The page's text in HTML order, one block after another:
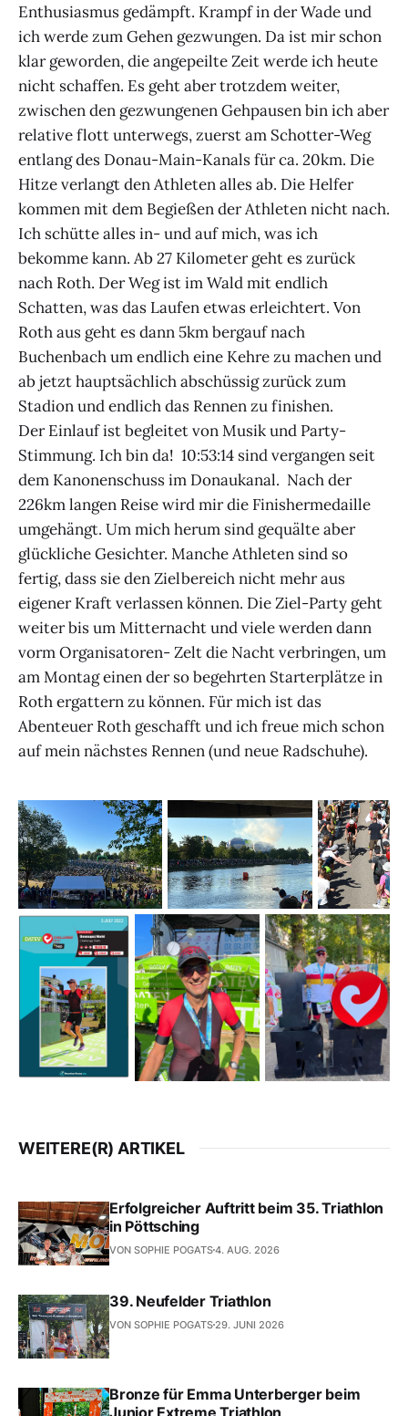
Enthusiasmus gedämpft. Krampf in der Wade und
ich werde zum Gehen gezwungen. Da ist mir schon
klar geworden, die angepeilte Zeit werde ich heute
nicht schaffen. Es geht aber trotzdem weiter,
zwischen den gezwungenen Gehpausen bin ich aber
relative flott unterwegs, zuerst am Schotter-Weg
entlang des Donau-Main-Kanals für ca. 20km. Die
Hitze verlangt den Athleten alles ab. Die Helfer
kommen mit dem Begießen der Athleten nicht nach.
Ich schütte alles in- und auf mich, was ich
bekomme kann. Ab 27 Kilometer geht es zurück
nach Roth. Der Weg ist im Wald mit endlich
Schatten, was das Laufen etwas erleichtert. Von
Roth aus geht es dann 5km bergauf nach
Buchenbach um endlich eine Kehre zu machen und
ab jetzt hauptsächlich abschüssig zurück zum
Stadion und endlich das Rennen zu finishen.
Der Einlauf ist begleitet von Musik und Party-
Stimmung. Ich bin da! 10:53:14 sind vergangen seit
dem Kanonenschuss im Donaukanal. Nach der
226km langen Reise wird mir die Finishermedaille
umgehängt. Um mich herum sind gequälte aber
glückliche Gesichter. Manche Athleten sind so
fertig, dass sie den Zielbereich nicht mehr aus
eigener Kraft verlassen können. Die Ziel-Party geht
weiter bis um Mitternacht und viele werden dann
vorm Organisatoren- Zelt die Nacht verbringen, um
am Montag einen der so begehrten Starterplätze in
Roth ergattern zu können. Für mich ist das
Abenteuer Roth geschafft und ich freue mich schon
auf mein nächstes Rennen (und neue Radschuhe).
WEITERE(R) ARTIKEL
Erfolgreicher Auftritt beim 35. Triathlon
in Pöttsching
VON SOPHIE POGATS4. AUG. 2026
39. Neufelder Triathlon
VON SOPHIE POGATS 29. JUNI 2026
Bronze für Emma Unterberger beim
Junior Extreme Triathlon